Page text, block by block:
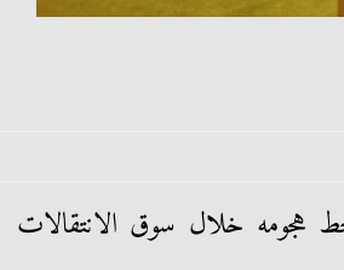
هجومه خلال سوق الانتقالات